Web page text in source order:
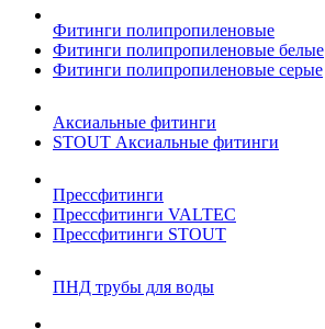
Фитинги полипропиленовые
Фитинги полипропиленовые белые
Фитинги полипропиленовые серые
Аксиальные фитинги
STOUT Аксиальные фитинги
Прессфитинги
Прессфитинги VALTEC
Прессфитинги STOUT
ПНД трубы для воды